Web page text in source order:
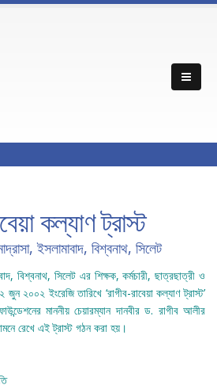
কল্যাণ ট্রাস্ট
ইসলামাবাদ, বিশ্বনাথ, সিলেট
বিশ্বনাথ, সিলেট এর শিক্ষক, কর্মচারী, ছাত্রছাত্রী ও
জুন ২০০২ ইংরেজি তারিখে ‘রাগীব-রাবেয়া কল্যাণ ট্রাস্ট’
মাননীয় চেয়ারম্যান দানবীর ড. রাগীব আলীর
রেখে এই ট্রাস্ট গঠন করা হয়।